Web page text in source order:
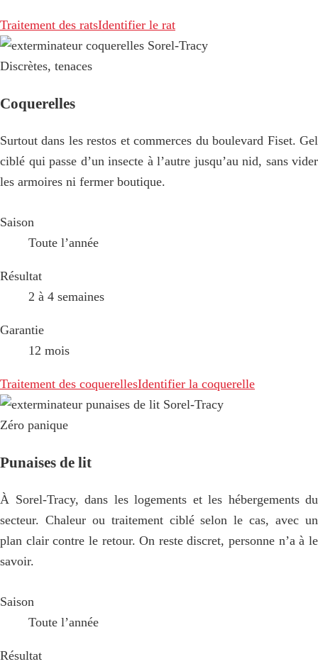
Traitement des ratsIdentifier le rat
Discrètes, tenaces
Coquerelles
Surtout dans les restos et commerces du boulevard Fiset. Gel
ciblé qui passe d’un insecte à l’autre jusqu’au nid, sans vider
les armoires ni fermer boutique.
Saison
Toute l’année
Résultat
2 à 4 semaines
Garantie
12 mois
Traitement des coquerellesIdentifier la coquerelle
Zéro panique
Punaises de lit
À Sorel-Tracy, dans les logements et les hébergements du
secteur. Chaleur ou traitement ciblé selon le cas, avec un
plan clair contre le retour. On reste discret, personne n’a à le
savoir.
Saison
Toute l’année
Résultat